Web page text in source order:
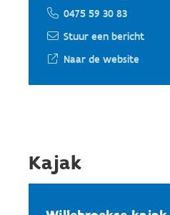
0475 59 30 83
Stuur een bericht
Naar de website
Kajak